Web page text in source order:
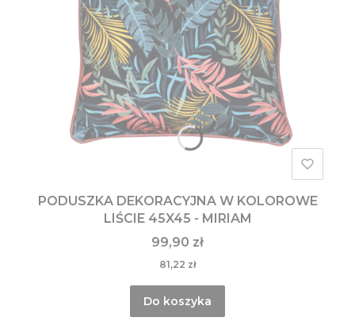
PODUSZKA DEKORACYJNA W KOLOROWE
LIŚCIE 45X45 - MIRIAM
99,90 zł
81,22 zł
Do koszyka